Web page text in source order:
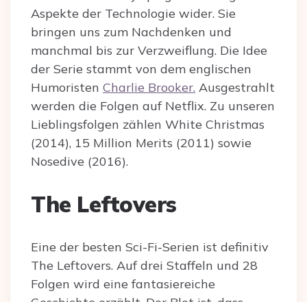
Aspekte der Technologie wider. Sie
bringen uns zum Nachdenken und
manchmal bis zur Verzweiflung. Die Idee
der Serie stammt von dem englischen
Humoristen Charlie Brooker. Ausgestrahlt
werden die Folgen auf Netflix. Zu unseren
Lieblingsfolgen zählen White Christmas
(2014), 15 Million Merits (2011) sowie
Nosedive (2016).
The Leftovers
Eine der besten Sci-Fi-Serien ist definitiv
The Leftovers. Auf drei Staffeln und 28
Folgen wird eine fantasiereiche